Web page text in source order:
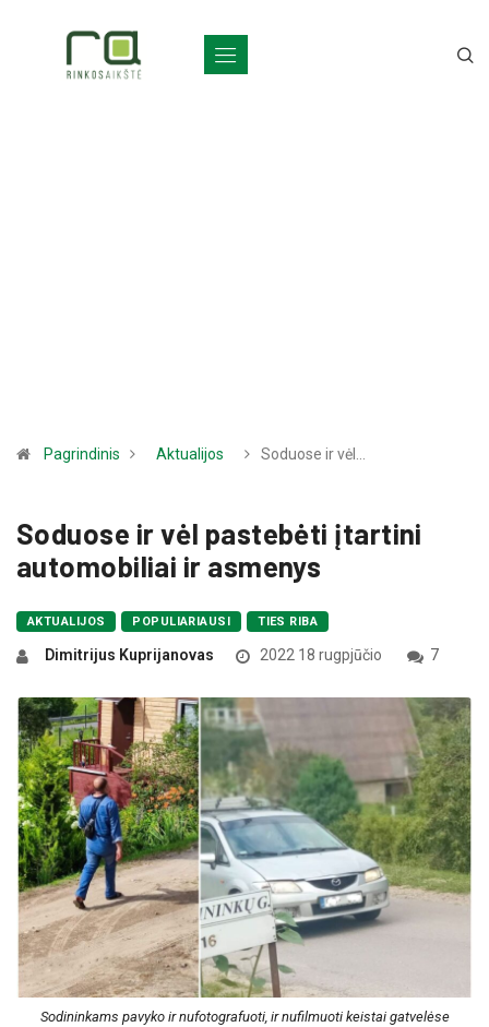
Pagrindinis Aktualijos Soduose ir vėl…
Soduose ir vėl pastebėti įtartini
automobiliai ir asmenys
AKTUALIJOS POPULIARIAUSI TIES RIBA
Dimitrijus Kuprijanovas 2022 18 rugpjūčio 7
Sodininkams pavyko ir nufotografuoti, ir nufilmuoti keistai gatvelėse